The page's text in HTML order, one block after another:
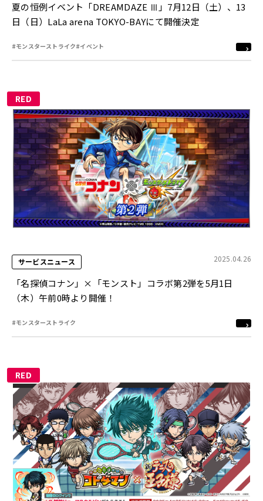
夏の恒例イベント「DREAMDAZE Ⅲ」7月12日（土）、13
日（日）LaLa arena TOKYO-BAYにて開催決定
#モンスターストライク#イベント
RED
サービスニュース 2025.04.26
「名探偵コナン」×「モンスト」コラボ第2弾を5月1日
（木）午前0時より開催！
#モンスターストライク
RED